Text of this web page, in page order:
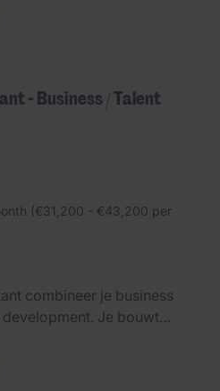
tot onboarding en bent
kandidaten en interne
- Business / Talent
(€31,200 - €43,200 per
combineer je business
Je bouwt
begeleidt kandidaten naar